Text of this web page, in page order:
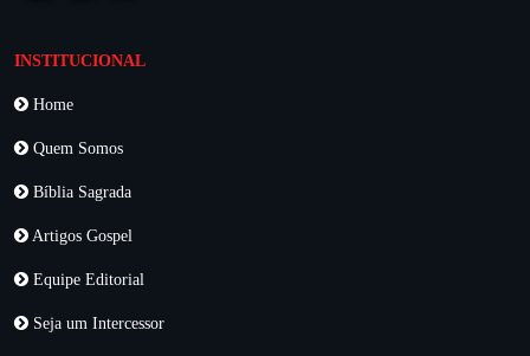
INSTITUCIONAL
Home
Quem Somos
Bíblia Sagrada
Artigos Gospel
Equipe Editorial
Seja um Intercessor